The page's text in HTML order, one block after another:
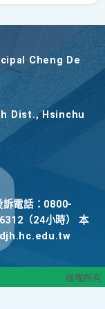
Cheng De
Dist., Hsinchu
電話：0800-
（24小時） 本
版權所有